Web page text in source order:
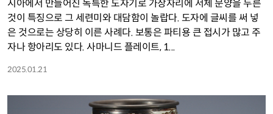
시아에서 만들어진 독특한 도자기로 가장자리에 서체 문양을 두른
것이 특징으로 그 세련미와 대담함이 놀랍다. 도자에 글씨를 써 넣
은 것으로는 상당히 이른 사례다. 보통은 파티용 큰 접시가 많고 주
자나 항아리도 있다. 사마니드 플레이트, 1...
2025.01.21